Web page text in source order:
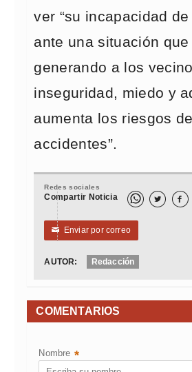
ver “su incapacidad
ante una situación
generando a los
inseguridad, miedo y
aumenta los riesgos de
accidentes”.
Redes sociales
Compartir Noticia  
✉ Enviar por correo
AUTOR: Redacción
COMENTARIOS
Nombre *